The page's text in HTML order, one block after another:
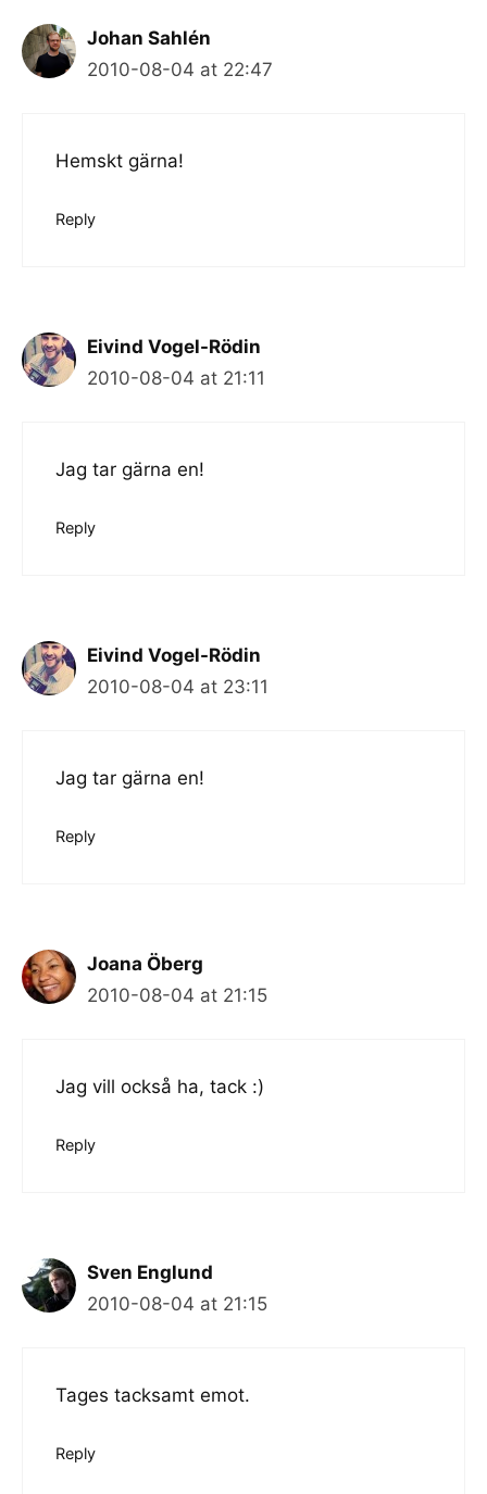
Johan Sahlén
2010-08-04 at 22:47
Hemskt gärna!
Reply
Eivind Vogel-Rödin
2010-08-04 at 21:11
Jag tar gärna en!
Reply
Eivind Vogel-Rödin
2010-08-04 at 23:11
Jag tar gärna en!
Reply
Joana Öberg
2010-08-04 at 21:15
Jag vill också ha, tack :)
Reply
Sven Englund
2010-08-04 at 21:15
Tages tacksamt emot.
Reply